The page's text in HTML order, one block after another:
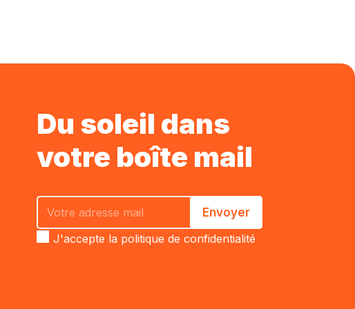
Du soleil dans
votre boîte mail
J'accepte la politique de confidentialité